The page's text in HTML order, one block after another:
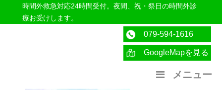
時間外救急対応24時間受付。夜間、祝・祭日の時間外診
療お受けします。
医療法人社団紀洋会 公式サイト
079-594-1616
GoogleMapを見る
メニュー